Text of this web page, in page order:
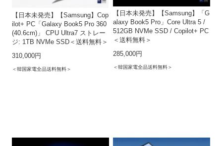
【日本未発売】【Samsung】Cop
ilot+ PC「Galaxy Book5 Pro 360
(40.6cm)」 CPU Ultra7 ストレー
ジ: 1TB NVMe SSD＜送料無料＞
310,000円
＜韓国家電全品送料無料＞
【日本未発売】【Samsung】「G
alaxy Book5 Pro」Core Ultra 5 /
512GB NVMe SSD / Copilot+ PC
＜送料無料＞
285,000円
＜韓国家電全品送料無料＞